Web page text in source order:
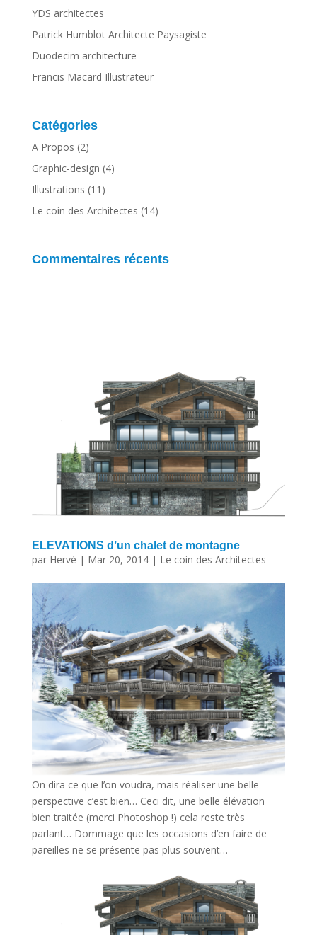
YDS architectes
Patrick Humblot Architecte Paysagiste
Duodecim architecture
Francis Macard Illustrateur
Catégories
A Propos (2)
Graphic-design (4)
Illustrations (11)
Le coin des Architectes (14)
Commentaires récents
ELEVATIONS d’un chalet de montagne
par Hervé | Mar 20, 2014| Le coin des Architectes
On dira ce que l’on voudra, mais réaliser une belle
perspective c’est bien… Ceci dit, une belle élévation
bien traitée (merci Photoshop !) cela reste très
parlant… Dommage que les occasions d’en faire de
pareilles ne se présente pas plus souvent…